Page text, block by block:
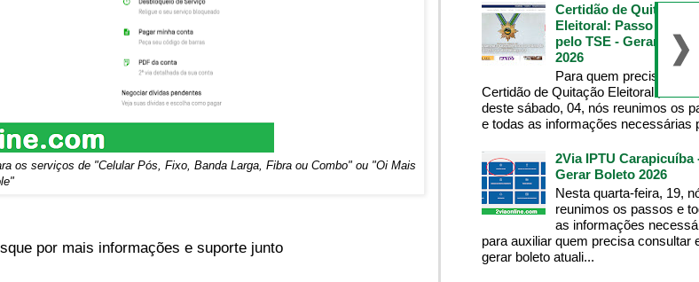
os serviços de "Celular Pós, Fixo, Banda Larga, Fibra ou Combo" ou "Oi Mais
por mais informações e suporte junto
Certidão de Quitação
Eleitoral: Passo a
pelo TSE - Gerar
2026
Para quem precisa da
Certidão de Quitação Eleitoral , na
deste sábado, 04, nós reunimos os
e todas as informações necessárias
2Via IPTU Carapicuíba
Gerar Boleto 2026
Nesta quarta-feira, 19,
reunimos os passos e
as informações
para auxiliar quem precisa consultar
gerar boleto atuali...